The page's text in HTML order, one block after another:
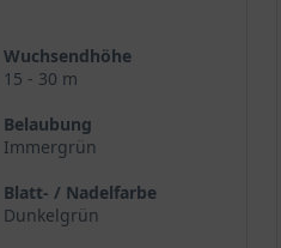
Wuchsendhöhe
15 - 30 m
Belaubung
Immergrün
Blatt- / Nadelfarbe
Dunkelgrün